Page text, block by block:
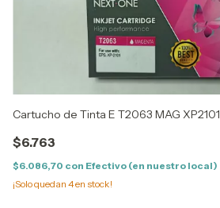
Cartucho de Tinta E T2063 MAG XP2101
$6.763
$6.086,70 con Efectivo (en nuestro local)
¡Solo quedan 4en stock!